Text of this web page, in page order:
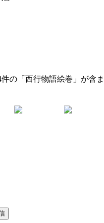
の「西行物語絵巻」が含ま